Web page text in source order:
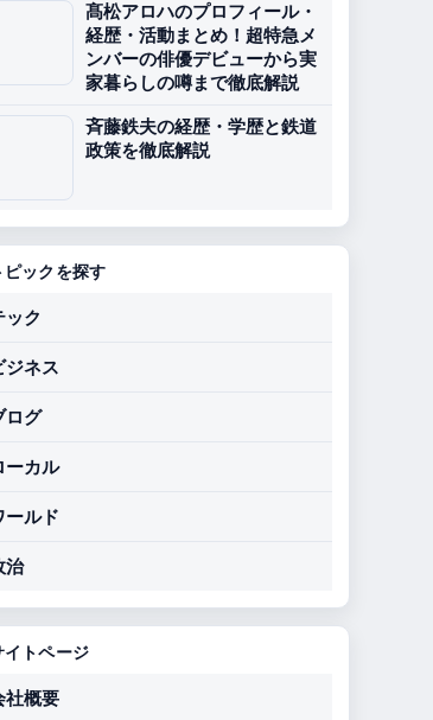
髙松アロハのプロフィール・
経歴・活動まとめ！超特急メ
ンバーの俳優デビューから実
家暮らしの噂まで徹底解説
斉藤鉄夫の経歴・学歴と鉄道
政策を徹底解説
ピックを探す
ック
ジネス
ログ
ーカル
ールド
治
イトページ
社概要